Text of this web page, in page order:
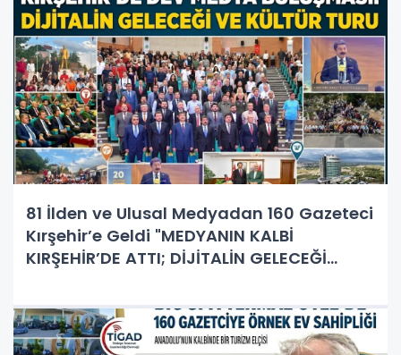
81 İlden ve Ulusal Medyadan 160 Gazeteci
Kırşehir’e Geldi "MEDYANIN KALBİ
KIRŞEHİR’DE ATTI; DİJİTALİN GELECEĞİ